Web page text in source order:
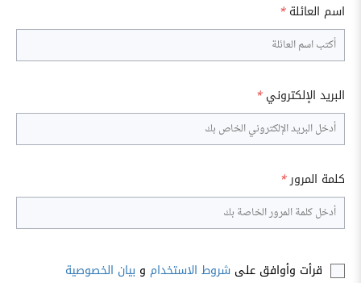
اسم العائلة *
البريد الإلكتروني *
كلمة المرور*
قرأت وأوافق على شروط الاستخدام و بيان الخصوصية